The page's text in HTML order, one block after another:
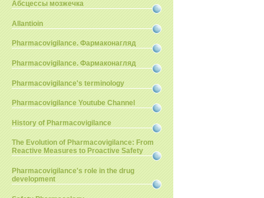
Абсцессы мозжечка
Allantioin
Pharmacovigilance. Фармаконагляд
Pharmacovigilance. Фармаконагляд
Pharmacovigilance's terminology
Pharmacovigilance Youtube Channel
History of Pharmacovigilance
The Evolution of Pharmacovigilance: From
Reactive Measures to Proactive Safety
Pharmacovigilance's role in the drug
development